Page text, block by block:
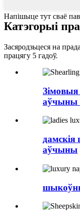
Напішыце тут сваё
Катэгорыі
Засяродзьцеся на
працягу 5 гадоў.
аўчыны
аўчыны